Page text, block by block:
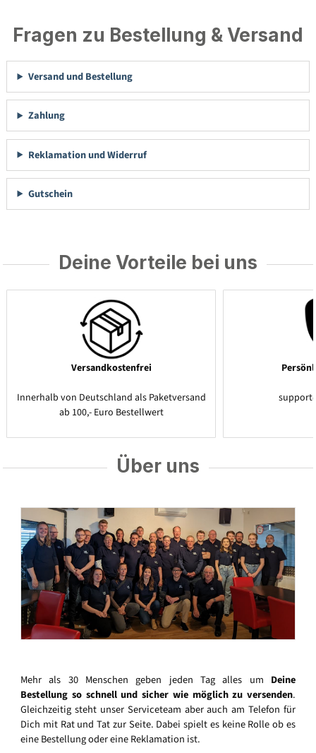
Fragen zu Bestellung & Versand
Versand und Bestellung
Zahlung
Reklamation und Widerruf
Gutschein
Deine Vorteile bei uns
Versandkostenfrei
Innerhalb von Deutschland als Paketversand
ab 100,- Euro Bestellwert
Über uns
Mehr als 30 Menschen geben jeden Tag alles um Deine
Bestellung so schnell und sicher wie möglich zu versenden.
Gleichzeitig steht unser Serviceteam aber auch am Telefon für
Dich mit Rat und Tat zur Seite. Dabei spielt es keine Rolle ob es
eine Bestellung oder eine Reklamation ist.